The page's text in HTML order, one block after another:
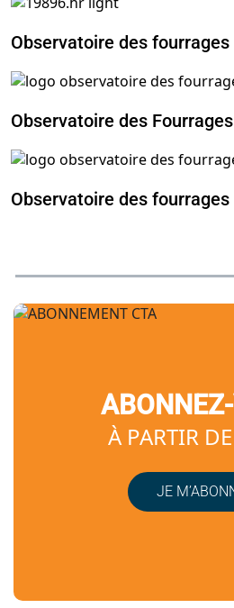
Observatoire des
Observatoire des
Observatoire des
À PARTIR
JE